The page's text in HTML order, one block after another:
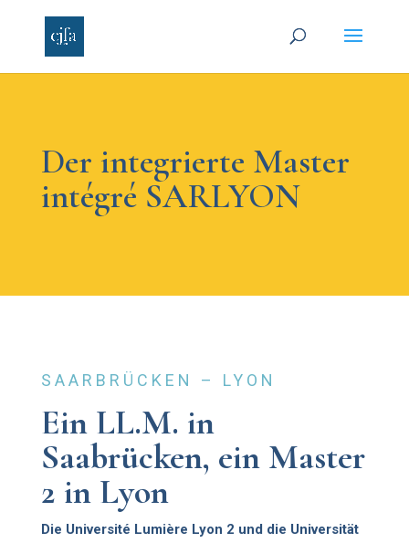
Der integrierte Master
intégré SARLYON
SAARBRÜCKEN – LYON
Ein LL.M. in
Saabrücken, ein Master
2 in Lyon
Die Université Lumière Lyon 2 und die Universität